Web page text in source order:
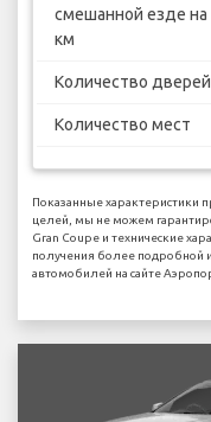
смешанной езде на
км
Количество дверей
Количество мест
Показанные характеристики
целей, мы не можем
Gran Coupe и технические
получения более подробной
автомобилей на сайте